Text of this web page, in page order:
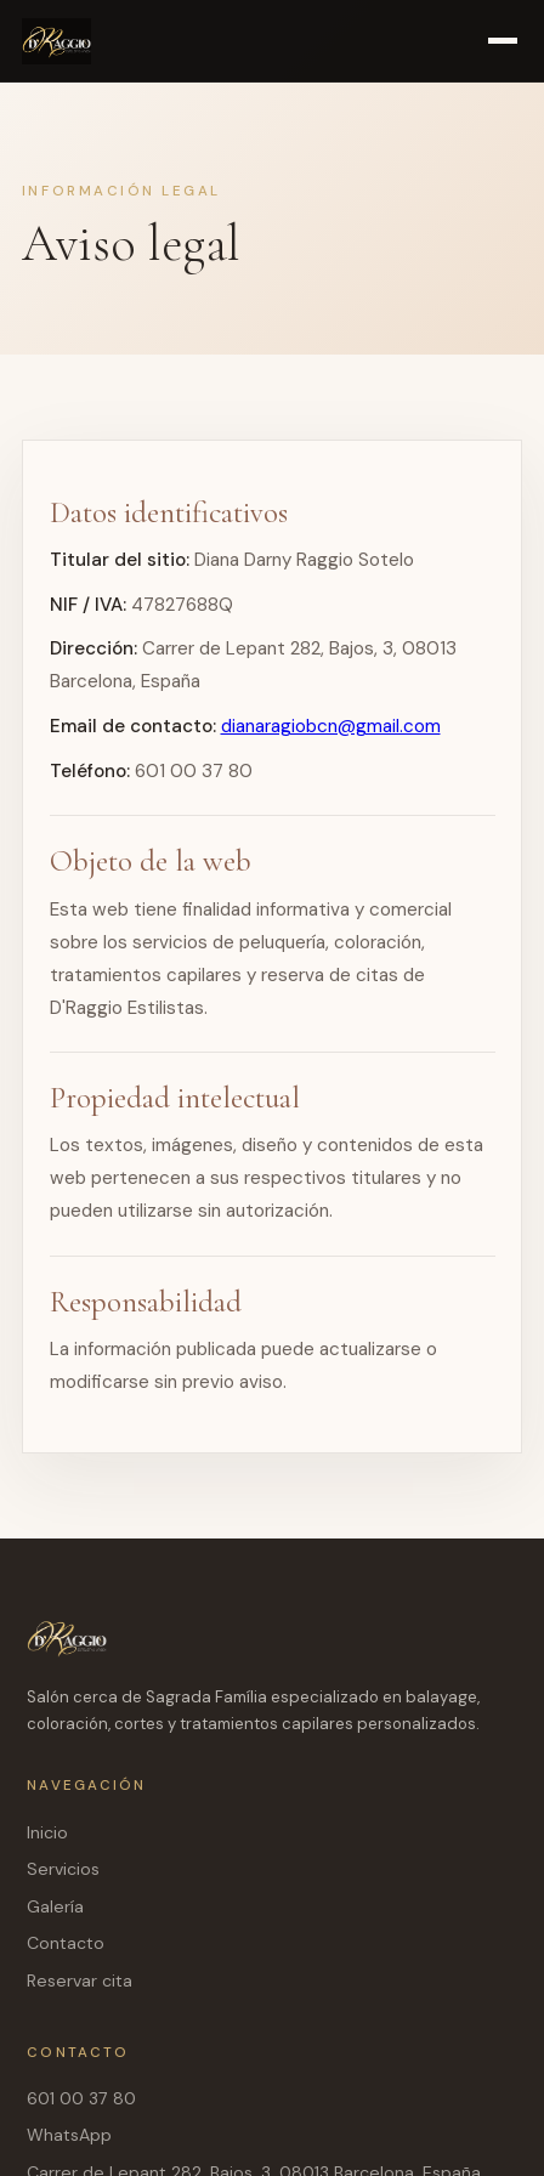
INFORMACIÓN LEGAL
Aviso legal
Datos identificativos
Titular del sitio:Diana Darny Raggio Sotelo
NIF / IVA:47827688Q
Dirección:Carrer de Lepant 282, Bajos, 3, 08013
Barcelona, España
Email de contacto: dianaragiobcn@gmail.com
Teléfono:601 00 37 80
Objeto de la web
Esta web tiene finalidad informativa y comercial
sobre los servicios de peluquería, coloración,
tratamientos capilares y reserva de citas de
D'Raggio Estilistas.
Propiedad intelectual
Los textos, imágenes, diseño y contenidos de esta
web pertenecen a sus respectivos titulares y no
pueden utilizarse sin autorización.
Responsabilidad
La información publicada puede actualizarse o
modificarse sin previo aviso.
Salón cerca de Sagrada Família especializado en balayage,
coloración, cortes y tratamientos capilares personalizados.
NAVEGACIÓN
Inicio
Servicios
Galería
Contacto
Reservar cita
CONTACTO
601 00 37 80
WhatsApp